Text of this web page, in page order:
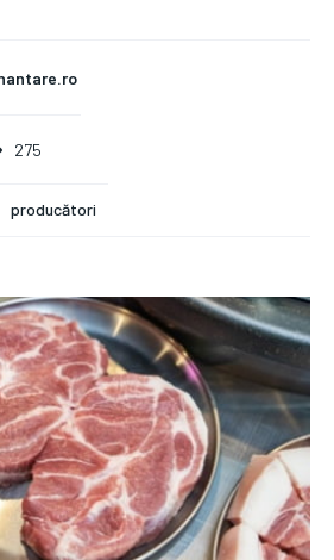
275
producători